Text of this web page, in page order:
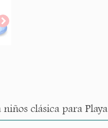
clásica para